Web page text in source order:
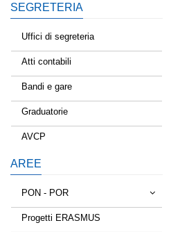
SEGRETERIA
Uffici di segreteria
Atti contabili
Bandi e gare
Graduatorie
AVCP
AREE
PON - POR
Tessere la rete
Progetti ERASMUS